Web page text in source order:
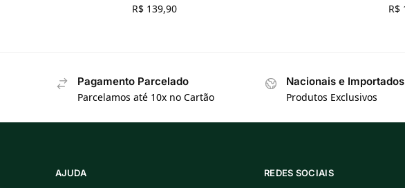
R$139,90
R$
Pagamento Parcelado
Parcelamos até 10x no Cartão
Nacionais e Importados
Produtos Exclusivos
AJUDA REDES SOCIAIS